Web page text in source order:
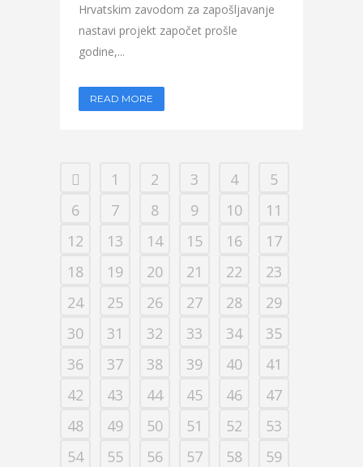
Hrvatskim zavodom za zapošljavanje
nastavi projekt započet prošle
godine,...
READ MORE
1 2 3 4
5
6
7 8 9 10
11
12
13 14 15 16
17
18
19 20 21 22
23
24
25 26 27 28
29
30
31 32 33 34
35
36
37 38 39 40
41
42
43 44 45 46
47
48
49 50 51 52
53
54
55 56 57 58
59